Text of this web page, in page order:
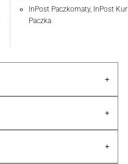
InPost Paczkomaty, InPost
Paczka
+
+
+